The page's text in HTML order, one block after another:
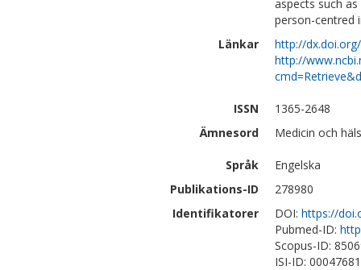
aspects such
person-centred
Länkar
http://
http://
ISSN
1365-2648
Ämnesord
Medicin och
Språk
Engelska
Publikations-ID
278980
Identifikatorer
DOI: https://
Pubmed-ID:
Scopus-ID:
ISI-ID: